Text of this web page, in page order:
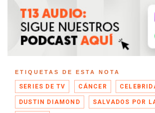
ETIQUETAS DE ESTA NOTA
SERIES DE TV CÁNCER
DUSTIN DIAMOND SALVADOS POR